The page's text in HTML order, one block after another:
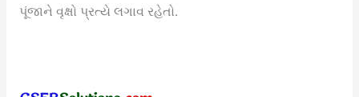
પૂંજાને વૃક્ષો પ્રત્યે લગાવ રહેતો.